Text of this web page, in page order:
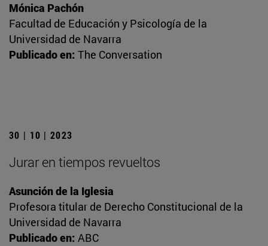
Mónica Pachón
Facultad de Educación y Psicología de la
Universidad de Navarra
Publicado en: The Conversation
30 | 10 | 2023
Jurar en tiempos revueltos
Asunción de la Iglesia
Profesora titular de Derecho Constitucional de la
Universidad de Navarra
Publicado en: ABC